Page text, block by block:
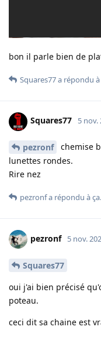
bon il parle bien de
Squares77a répondu à
Squares77 5 nov.
pezronf
chemise
lunettes rondes.
Rire nez
pezronfa répondu à ça.
pezronf 5 nov.
Squares77
oui j'ai bien précisé
poteau.
ceci dit sa chaine est